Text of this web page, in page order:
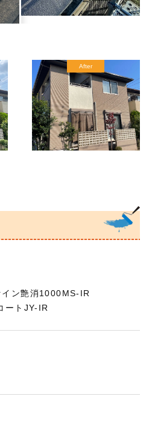
After
ン艶消1000MS-IR
ートJY-IR